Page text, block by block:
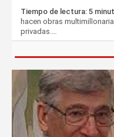
Tiempo de lectura: 5
hacen obras
privadas.…